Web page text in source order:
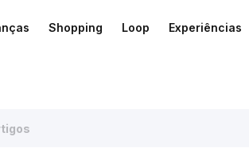
Shopping Loop Experiências